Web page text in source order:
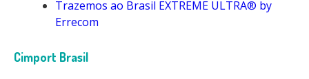
Trazemos ao Brasil EXTREME ULTRA® by
Errecom
Cimport Brasil